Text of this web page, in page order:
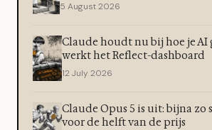
5 August 2026
Claude houdt nu bij hoe je AI
werkt het Reflect-dashboard
12 July 2026
Claude Opus 5 is uit: bijna zo
voor de helft van de prijs